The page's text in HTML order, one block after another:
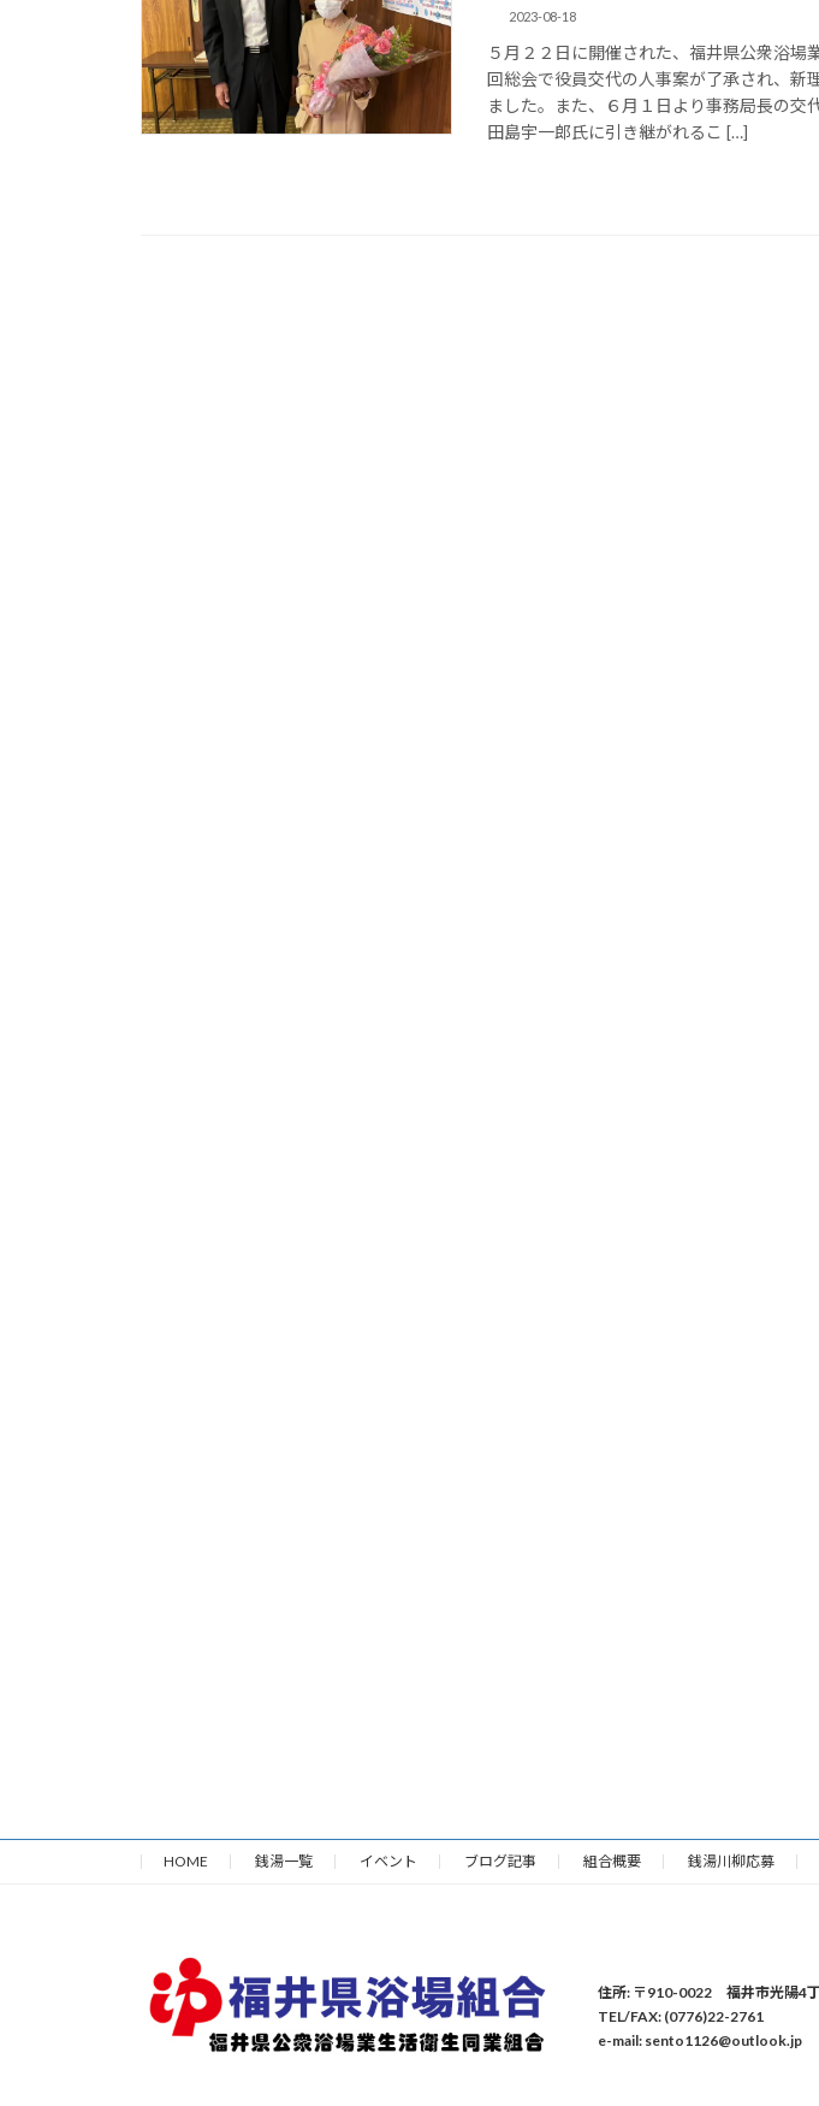
2023-08-18
５月２２日に開催された、福井県公衆浴場
回総会で役員交代の人事案が了承され、新
ました。また、６月１日より事務局長の交
田島宇一郎氏に引き継がれるこ […]
HOME 銭湯一覧 イベント ブログ記事 組合概要 銭湯川柳応募
住所: 〒910-0022 福井市光陽4
TEL/FAX: (0776)22-2761
e-mail: sento1126@outlook.jp